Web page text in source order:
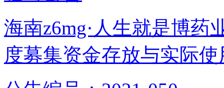
海南z6mg·人生就是博药
度募集资金存放与实际